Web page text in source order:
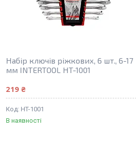
Набір ключів ріжкових, 6 шт., 6-17
мм INTERTOOL HT-1001
219 ₴
HT-1001
В наявності